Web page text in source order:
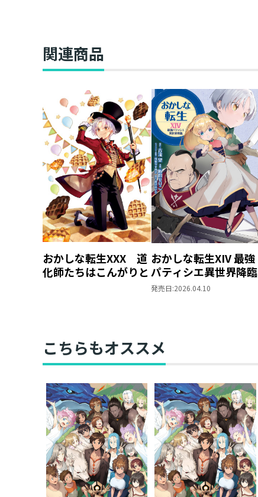
関連商品
おかしな転生XXX 道
化師たちはこんがりと
おかしな転生XIV 最強
パティシエ異世界降臨
発売日:2026.04.10
こちらもオススメ